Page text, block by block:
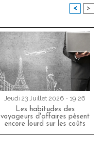
< >
Jeudi 23 Juillet 2026 - 19:26
Les habitudes des
voyageurs d'affaires pèsent
encore lourd sur les coûts